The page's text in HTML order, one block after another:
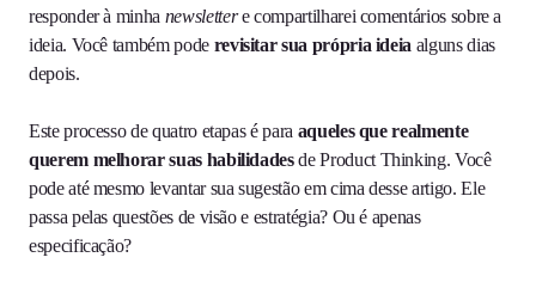
responder à minha newslettere compartilharei comentários sobre a
ideia. Você também pode revisitar sua própria ideia alguns dias
depois.
Este processo de quatro etapas é para aqueles que realmente
querem melhorar suas habilidadesde Product Thinking. Você
pode até mesmo levantar sua sugestão em cima desse artigo. Ele
passa pelas questões de visão e estratégia? Ou é apenas
especificação?